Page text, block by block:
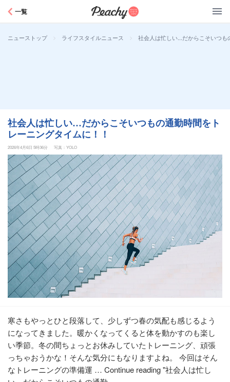
一覧
ニューストップ > ライフスタイルニュース > 社会人は忙しい…だからこそいつも
社会人は忙しい…だからこそいつもの通勤時間をト
レーニングタイムに！！
2026年4月6日 5時36分 写真：YOLO
寒さもやっとひと段落して、少しずつ春の気配も感じるよう
になってきました。暖かくなってくると体を動かすのも楽し
い季節。冬の間ちょっとお休みしていたトレーニング、頑張
っちゃおうかな！そんな気分にもなりますよね。 今回はそん
なトレーニングの準備運 … Continue reading "社会人は忙し